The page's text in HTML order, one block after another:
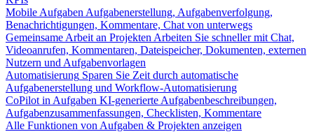
Mobile Aufgaben Aufgabenerstellung, Aufgabenverfolgung,
Benachrichtigungen, Kommentare, Chat von unterwegs
Gemeinsame Arbeit an Projekten Arbeiten Sie schneller mit Chat,
Videoanrufen, Kommentaren, Dateispeicher, Dokumenten, externen
Nutzern und Aufgabenvorlagen
Automatisierung Sparen Sie Zeit durch automatische
Aufgabenerstellung und Workflow-Automatisierung
CoPilot in Aufgaben KI-generierte Aufgabenbeschreibungen,
Aufgabenzusammenfassungen, Checklisten, Kommentare
Alle Funktionen von Aufgaben & Projekten anzeigen